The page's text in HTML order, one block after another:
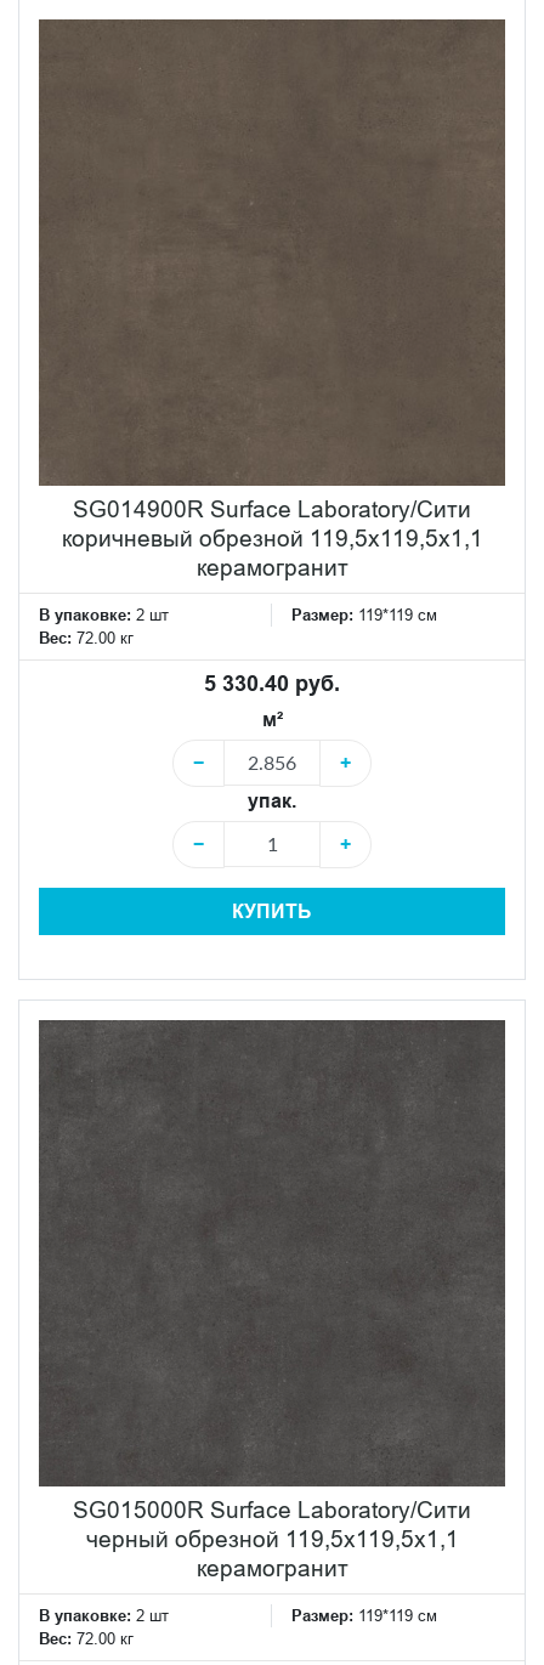
SG014900R Surface Laboratory/Сити
коричневый обрезной 119,5x119,5x1,1
керамогранит
В упаковке: 2 шт Размер: 119*119 см
Вес: 72.00 кг
5 330.40 руб.
м²
−
+
упак.
−
+
КУПИТЬ
SG015000R Surface Laboratory/Сити
черный обрезной 119,5x119,5x1,1
керамогранит
В упаковке: 2 шт Размер: 119*119 см
Вес: 72.00 кг